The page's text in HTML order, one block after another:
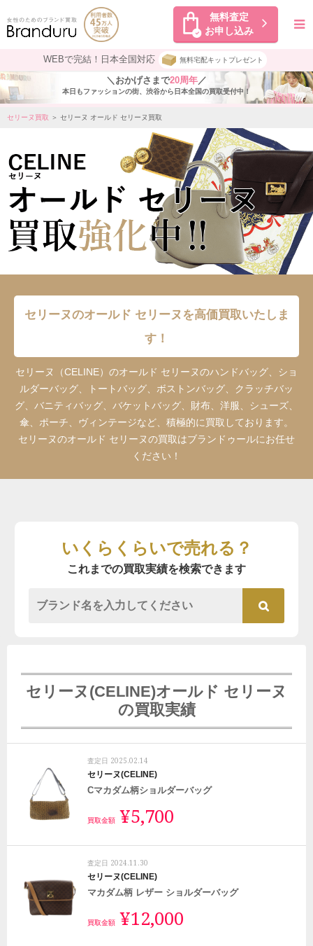
無料査定
お申し込み
WEBで完結！日本全国対応 無料宅配キットプレゼント
＼おかげさまで20周年／
本日もファッションの街、渋谷から日本全国の買取受付中！
セリーヌ買取 ＞ セリーヌ オールド セリーヌ買取
セリーヌのオールド セリーヌを高価買取いたしま
す！
セリーヌ（CELINE）のオールド セリーヌのハンドバッグ、ショ
ルダーバッグ、トートバッグ、ボストンバッグ、クラッチバッ
グ、バニティバッグ、バケットバッグ、財布、洋服、シューズ、
傘、ポーチ、ヴィンテージなど、積極的に買取しております。
セリーヌのオールド セリーヌの買取はブランドゥールにお任せ
ください！
いくらくらいで売れる？
これまでの買取実績を検索できます
セリーヌ(CELINE)オールド セリーヌ
の買取実績
査定日 2025.02.14
セリーヌ(CELINE)
Cマカダム柄ショルダーバッグ
買取金額 ¥5,700
査定日 2024.11.30
セリーヌ(CELINE)
マカダム柄 レザー ショルダーバッグ
買取金額 ¥12,000